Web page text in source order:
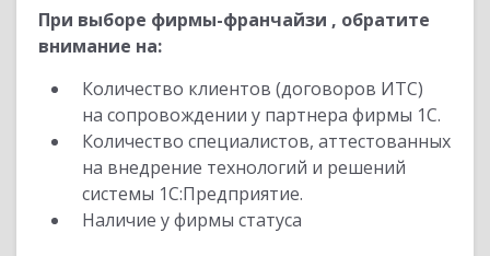
При выборе фирмы-франчайзи , обратите
внимание на:
Количество клиентов (договоров ИТС)
на сопровождении у партнера фирмы 1С.
Количество специалистов, аттестованных
на внедрение технологий и решений
системы 1С:Предприятие.
Наличие у фирмы статуса